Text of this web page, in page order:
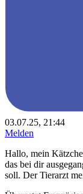
03.07.25, 21:44
Melden
Hallo, mein
das bei dir
soll. Der Tierarzt